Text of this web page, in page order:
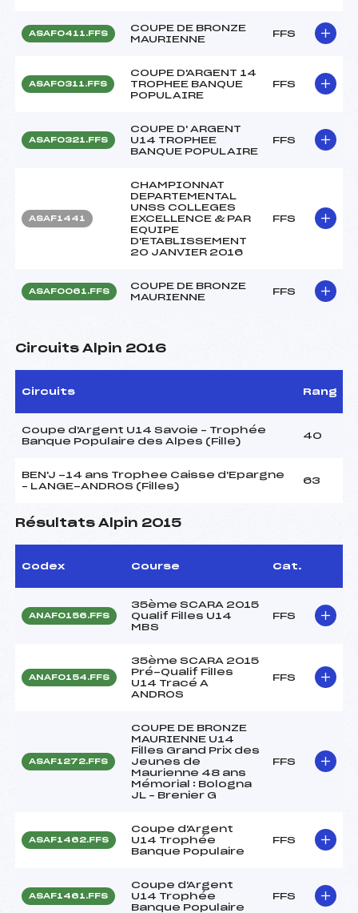
ASAF0411.FFS
COUPE DE BRONZE
MAURIENNE
FFS
ASAF0311.FFS
COUPE D'ARGENT 14
TROPHEE BANQUE
POPULAIRE
FFS
ASAF0321.FFS
COUPE D' ARGENT
U14 TROPHEE
BANQUE POPULAIRE
FFS
ASAF1441
CHAMPIONNAT
DEPARTEMENTAL
UNSS COLLEGES
EXCELLENCE & PAR
EQUIPE
D'ETABLISSEMENT
20 JANVIER 2016
FFS
ASAF0061.FFS
COUPE DE BRONZE
MAURIENNE
FFS
Circuits Alpin 2016
Circuits Rang
Coupe d'Argent U14 Savoie – Trophée
Banque Populaire des Alpes (Fille)
40
BEN'J -14 ans Trophee Caisse d'Epargne
– LANGE-ANDROS (Filles)
63
Résultats Alpin 2015
Codex Course Cat.
ANAF0156.FFS
35ème SCARA 2015
Qualif Filles U14
MBS
FFS
ANAF0154.FFS
35ème SCARA 2015
Pré-Qualif Filles
U14 Tracé A
ANDROS
FFS
ASAF1272.FFS
COUPE DE BRONZE
MAURIENNE U14
Filles Grand Prix des
Jeunes de
Maurienne 48 ans
Mémorial : Bologna
JL – Brenier G
FFS
ASAF1462.FFS
Coupe d'Argent
U14 Trophée
Banque Populaire
FFS
ASAF1461.FFS
Coupe d'Argent
U14 Trophée
Banque Populaire
FFS